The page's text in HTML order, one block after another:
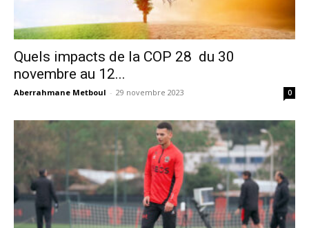
Quels impacts de la COP 28 du 30
novembre au 12...
Aberrahmane Metboul - 29 novembre 2023 0